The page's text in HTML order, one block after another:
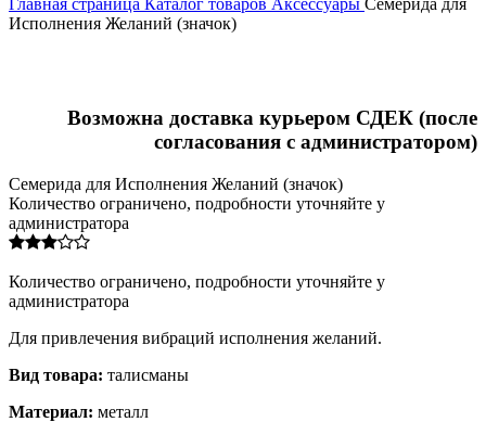
Главная страница Каталог товаров Аксессуары Семерида для
Исполнения Желаний (значок)
Возможна доставка курьером СДЕК (после
согласования с администратором)
Семерида для Исполнения Желаний (значок)
Количество ограничено, подробности уточняйте у
администратора
Количество ограничено, подробности уточняйте у
администратора
Для привлечения вибраций исполнения желаний.
Вид товара: талисманы
Материал: металл